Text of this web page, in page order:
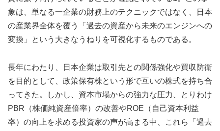
象は、単なる一企業の財務上のテクニックではなく、日本
の産業界全体を覆う「過去の資産から未来のエンジンへの
変換」という大きなうねりを可視化するものである。
長年にわたり、日本企業は取引先との関係強化や買収防衛
を目的として、政策保有株という形で互いの株式を持ち合
ってきた。しかし、資本市場からの強力な圧力、とりわけ
PBR（株価純資産倍率）の改善やROE（自己資本利益
率）の向上を求める投資家の声が高まる中、これら「過去